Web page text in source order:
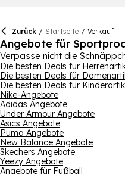
Zurück / Startseite / Verkauf
Angebote für
Verpasse nicht die
entspannten, bequemen
zusammenzustellen.Nutze
Kinder kann die ganze
Die besten Deals für
Die besten Deals für
Die besten Deals für
Nike-Angebote
Adidas Angebote
Under Armour Angebote
Asics Angebote
Puma Angebote
New Balance Angebote
Skechers Angebote
Yeezy Angebote
Angebote für Fußball